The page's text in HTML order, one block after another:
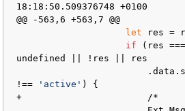
18:18:50.509376748 +0100
@@ -563,6 +563,7 @@
let res =
if (res
undefined || !res || res
!==
'active' ) {
+                       /*